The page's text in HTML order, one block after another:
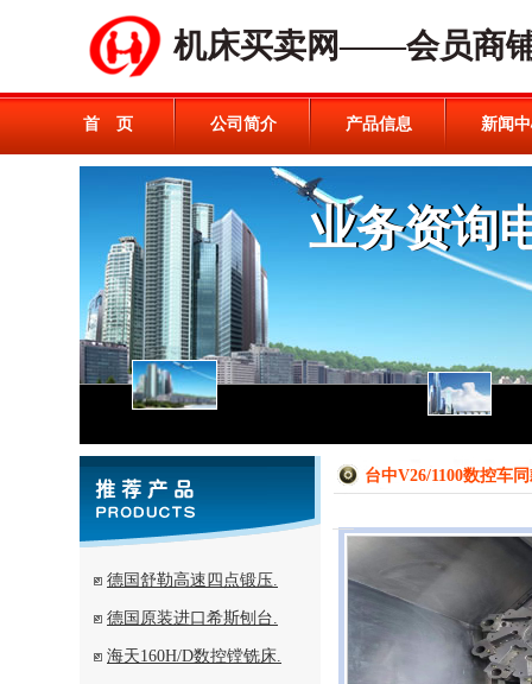
机床买卖网——会员商
首 页 公司简介 产品信息 新闻
德国舒勒高速四点锻压.
德国原装进口希斯刨台.
海天160H/D数控镗铣床.
台中V26/1100数控车